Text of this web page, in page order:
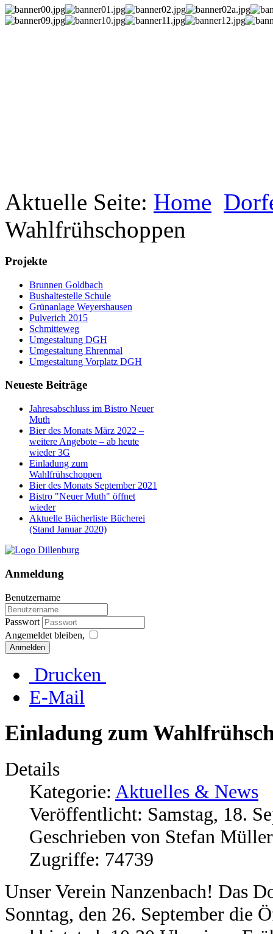
Aktuelle Seite: Home
Wahlfrühschoppen
Projekte
Brunnen Goldbach
Bushaltestelle Schule
Grünanlage Weyershausen
Pulverich 2015
Schmitteweg
Umgestaltung DGH
Umgestaltung Ehrenmal
Umgestaltung Vorplatz DGH
Neueste Beiträge
Jahresabschluss im Bistro Neuer
Muth
Bier des Monats März 2022 –
weitere Angebote – ab heute
wieder 3G
Einladung zum
Wahlfrühschoppen
Bier des Monats September 2021
Bistro "Neuer Muth" öffnet
wieder
Aktuelle Bücherliste Bücherei
(Stand Januar 2020)
Anmeldung
Benutzername
Passwort
Angemeldet bleiben,
Anmelden
Drucken
E-Mail
Einladung zum
Details
Kategorie: Aktuelles & News
Veröffentlicht: Samstag, 18.
Geschrieben von Stefan Müller
Zugriffe: 74739
Unser Verein Nanzenbach! Das
Sonntag, den 26. September die